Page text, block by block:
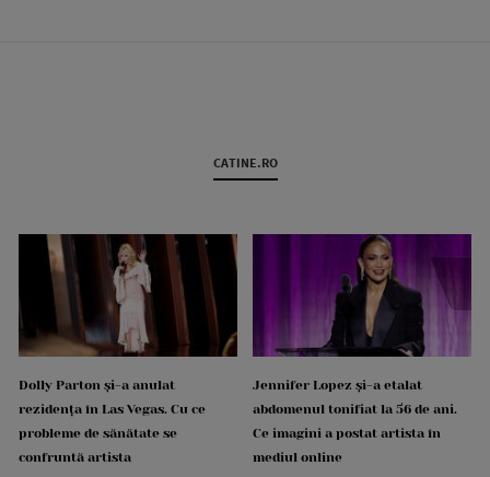
CATINE.RO
Dolly Parton și-a anulat
rezidența în Las Vegas. Cu ce
probleme de sănătate se
confruntă artista
Jennifer Lopez și-a etalat
abdomenul tonifiat la 56 de ani.
Ce imagini a postat artista în
mediul online